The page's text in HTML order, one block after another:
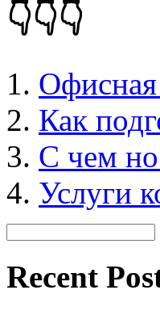
👇👇👇
Офисная
Как
C чем
Услуги
Recent